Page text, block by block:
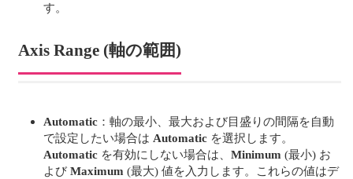
す。
Axis Range (軸の範囲)
Automatic ：軸の最小、最大および目盛りの間隔を自動
で設定したい場合は Automatic を選択します。
Automatic を有効にしない場合は、 Minimum (最小) お
よび Maximum (最大) 値を入力します。これらの値はデ